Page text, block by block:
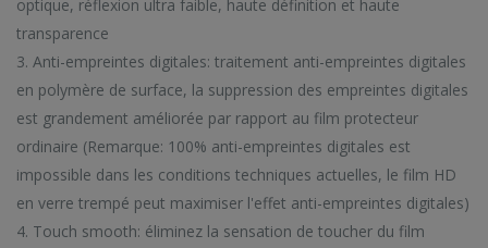
optique, réflexion ultra faible, haute définition et haute
transparence
3. Anti-empreintes digitales: traitement anti-empreintes digitales
en polymère de surface, la suppression des empreintes digitales
est grandement améliorée par rapport au film protecteur
ordinaire (Remarque: 100% anti-empreintes digitales est
impossible dans les conditions techniques actuelles, le film HD
en verre trempé peut maximiser l'effet anti-empreintes digitales)
4. Touch smooth: éliminez la sensation de toucher du film
$11.78
Mini lecteur Mp3 lecteurs de musique multifonctions
$11.78
Mini lecteur Mp3 lecteurs de musique multifonctions
$19.87